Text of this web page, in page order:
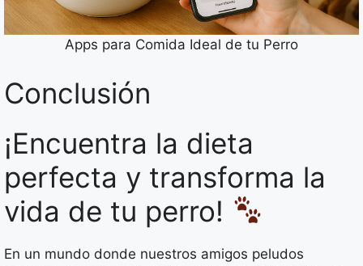
Apps para Comida Ideal de tu Perro
Conclusión
¡Encuentra la dieta
perfecta y transforma la
vida de tu perro!
En un mundo donde nuestros amigos peludos